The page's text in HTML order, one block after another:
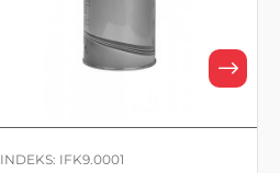
INDEKS: IFK9.0001